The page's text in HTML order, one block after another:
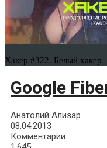
Хакер #322. Белый хакер
Google
Анатолий Ализар
08.04.2013
Комментарии